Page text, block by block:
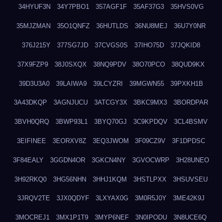
34HYUF3N 34Y7PBO1 357AGF1F 35AF37G3 35HVS0VG
35MJZMAN 35O1QNFZ 36HUTLDS 36NU8MEJ 36U7Y0NR
376J215Y 377SG7JD 37CVGS0S 37IHO75D 37JQKID8
37X9FZP9 38J0SXQX 38NQ9PDV 38O70PCO 38QUD9KX
39D3U3A0 39LAIWA9 39LCYZRI 39MGWN55 39PXKH1B
3A43DKQP 3AGNJUCU 3ATCGY3X 3BKC9MX3 3BORDPAR
3BVH0QRQ 3BWP93L1 3BYQ70GJ 3C9KPDQV 3CL4BSMV
3EIFINEE 3EORXV8Z 3EQ3JWOM 3F09CZ9V 3F1DPDSC
3F84EALY 3GGDN4OR 3GKCN4NY 3GVOCWRP 3H28UNEO
3H92RKQ0 3HG56NHN 3HHJ1KQM 3HSTLPXX 3HSUVSEU
3JRQV2TE 3JX0QDYF 3LXYAX0G 3M0R5J0Y 3ME42K9J
3MOCREJ1 3MX1P1T9 3MYP6NEF 3N0IPODU 3N8UCE6Q